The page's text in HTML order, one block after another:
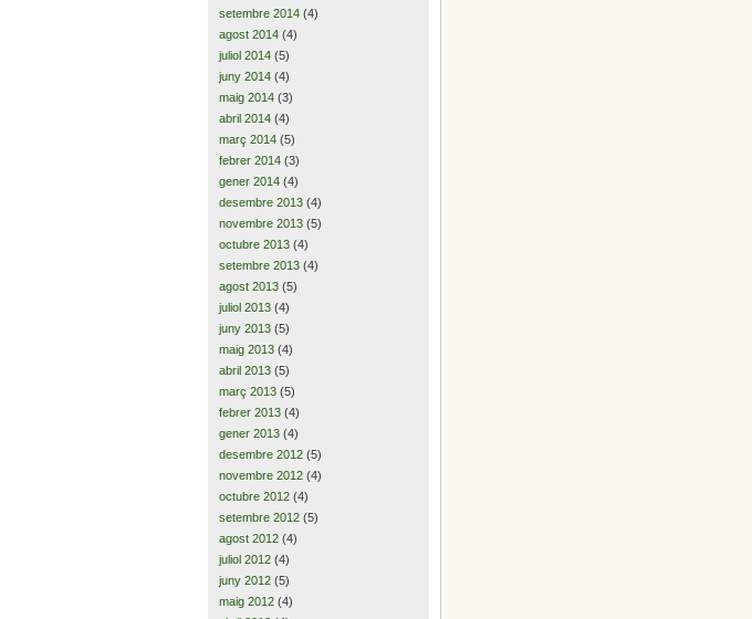
setembre 2014 (4)
agost 2014 (4)
juliol 2014 (5)
juny 2014 (4)
maig 2014 (3)
abril 2014 (4)
març 2014 (5)
febrer 2014 (3)
gener 2014 (4)
desembre 2013 (4)
novembre 2013 (5)
octubre 2013 (4)
setembre 2013 (4)
agost 2013 (5)
juliol 2013 (4)
juny 2013 (5)
maig 2013 (4)
abril 2013 (5)
març 2013 (5)
febrer 2013 (4)
gener 2013 (4)
desembre 2012 (5)
novembre 2012 (4)
octubre 2012 (4)
setembre 2012 (5)
agost 2012 (4)
juliol 2012 (4)
juny 2012 (5)
maig 2012 (4)